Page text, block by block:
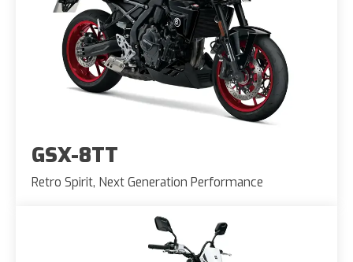
GSX-8TT
Retro Spirit, Next Generation Performance